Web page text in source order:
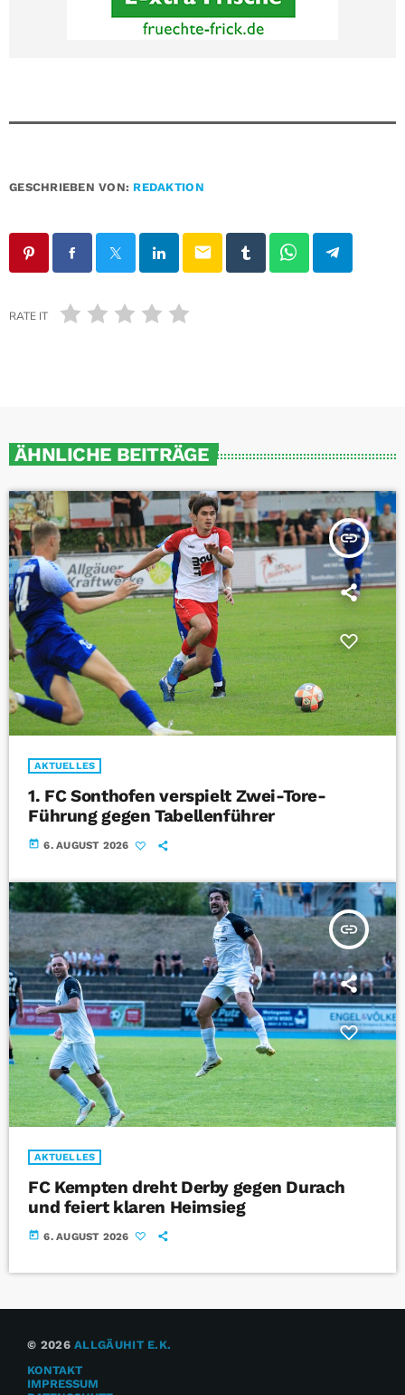
GESCHRIEBEN VON: REDAKTION
email
RATE IT
ÄHNLICHE BEITRÄGE
insert_link
AKTUELLES
1. FC Sonthofen verspielt Zwei-Tore-
Führung gegen Tabellenführer
today 6. AUGUST 2026
insert_link
AKTUELLES
FC Kempten dreht Derby gegen Durach
und feiert klaren Heimsieg
today 6. AUGUST 2026
© 2026ALLGÄUHIT E.K.
KONTAKT
IMPRESSUM